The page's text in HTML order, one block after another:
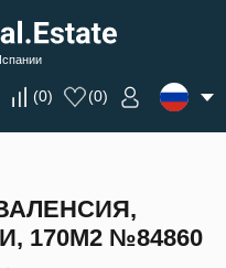
(0) (0)
170М2 №84860